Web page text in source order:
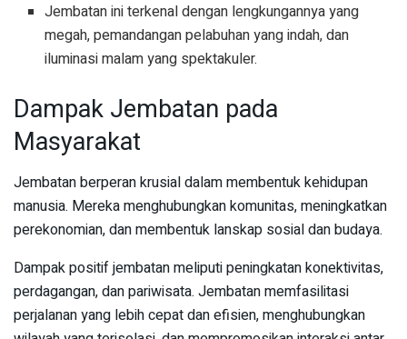
Jembatan ini terkenal dengan lengkungannya yang
megah, pemandangan pelabuhan yang indah, dan
iluminasi malam yang spektakuler.
Dampak Jembatan pada
Masyarakat
Jembatan berperan krusial dalam membentuk kehidupan
manusia. Mereka menghubungkan komunitas, meningkatkan
perekonomian, dan membentuk lanskap sosial dan budaya.
Dampak positif jembatan meliputi peningkatan konektivitas,
perdagangan, dan pariwisata. Jembatan memfasilitasi
perjalanan yang lebih cepat dan efisien, menghubungkan